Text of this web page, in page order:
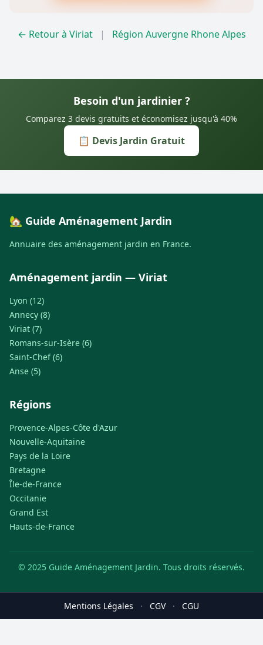
← Retour à Viriat | Région Auvergne Rhone Alpes
Besoin d'un jardinier ?
Comparez 3 devis gratuits et économisez jusqu'à 40%
📋 Devis Jardin Gratuit
🏡 Guide Aménagement Jardin
Annuaire des aménagement jardin en France.
Aménagement jardin — Viriat
Lyon (12)
Annecy (8)
Viriat (7)
Romans-sur-Isère (6)
Saint-Chef (6)
Anse (5)
Régions
Provence-Alpes-Côte d'Azur
Nouvelle-Aquitaine
Pays de la Loire
Bretagne
Île-de-France
Occitanie
Grand Est
Hauts-de-France
© 2025 Guide Aménagement Jardin. Tous droits réservés.
Mentions Légales · CGV · CGU